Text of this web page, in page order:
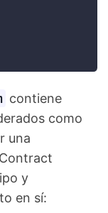
contiene
como
una
y
en sí: